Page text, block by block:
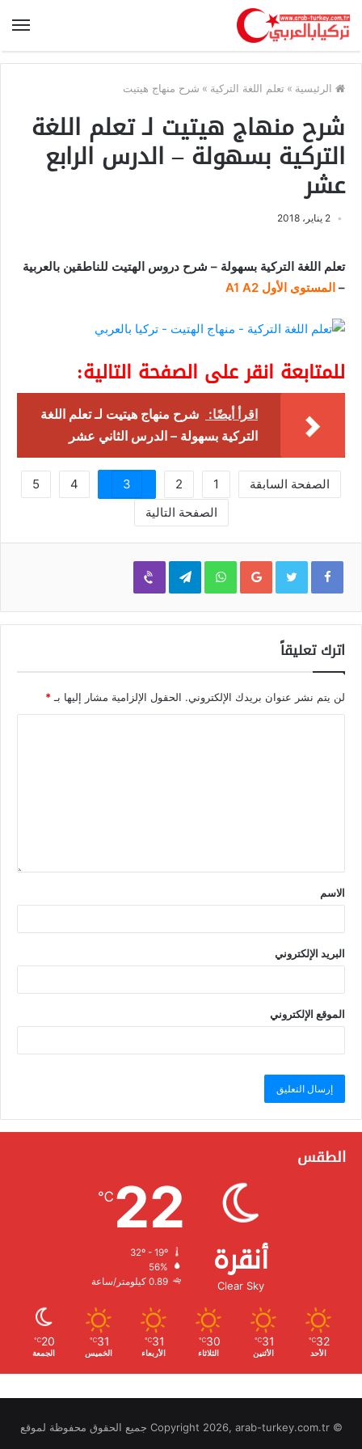
الرئيسية » تعلم اللغة التركية » شرح منهاج هيتيت
شرح منهاج هيتيت لـ تعلم اللغة
التركية بسهولة – الدرس الرابع
عشر
2 يناير، 2018
تعلم اللغة التركية بسهولة – شرح دروس الهتيت للناطقين بالعربية
– المستوى الأول A1 A2
للمتابعة انقر على الصفحة التالية:
اقرأ أيضًا:
شرح منهاج هيتيت لـ تعلم اللغة
التركية بسهولة – الدرس الثاني عشر
الصفحة السابقة 1
2
3
4
5
الصفحة التالية
Google+
WhatsApp
Telegram
Viber
اترك تعليقاً
لن يتم نشر عنوان بريدك الإلكتروني. الحقول الإلزامية مشار إليها بـ*
الاسم
البريد الإلكتروني
الموقع الإلكتروني
الطقس
أنقرة
Clear Sky
22
℃
الرطوبة:
الرياح:
32
℃
الأحد
31
℃
الأثنين
30
℃
الثلاثاء
31
℃
الأربعاء
31
℃
الخميس
20
℃
الجمعة
© Copyright 2026, arab-turkey.com.tr جميع الحقوق محفوظة لموقع